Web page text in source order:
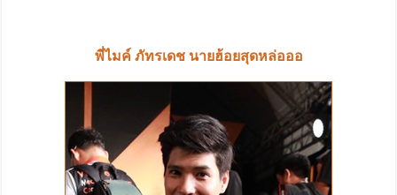
พี่ไมค์ ภัทรเดช นายฮ้อยสุดหล่อออ